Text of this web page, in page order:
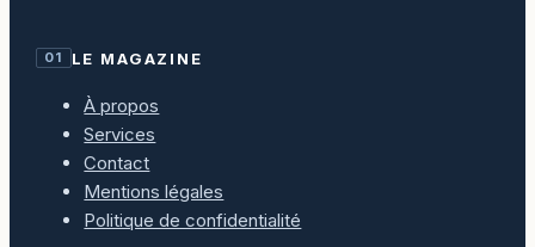
01 LE MAGAZINE
À propos
Services
Contact
Mentions légales
Politique de confidentialité